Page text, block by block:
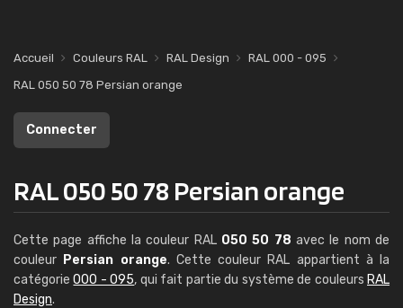
Accueil Couleurs RAL RAL Design
RAL 000 - 095
RAL 050 50 78 Persian orange
Connecter
RAL 050 50 78 Persian orange
Cette page affiche la couleur RAL 050 50 78 avec le nom de
couleur Persian orange. Cette couleur RAL appartient à la
catégorie000 - 095, qui fait partie du système de couleurs RAL
Design.